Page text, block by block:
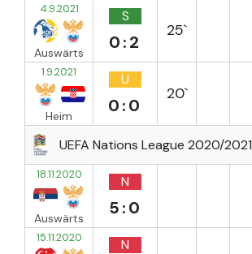
4.9.2021
Auswärts
S
0:2
25`
1.9.2021
Heim
U
0:0
20`
UEFA Nations League 2020/2021
18.11.2020
Auswärts
N
5:0
15.11.2020 N